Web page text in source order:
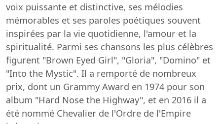
voix puissante et distinctive, ses mélodies
mémorables et ses paroles poétiques souvent
inspirées par la vie quotidienne, l'amour et la
spiritualité. Parmi ses chansons les plus célèbres
figurent "Brown Eyed Girl", "Gloria", "Domino" et
"Into the Mystic". Il a remporté de nombreux
prix, dont un Grammy Award en 1974 pour son
album "Hard Nose the Highway", et en 2016 il a
été nommé Chevalier de l'Ordre de l'Empire